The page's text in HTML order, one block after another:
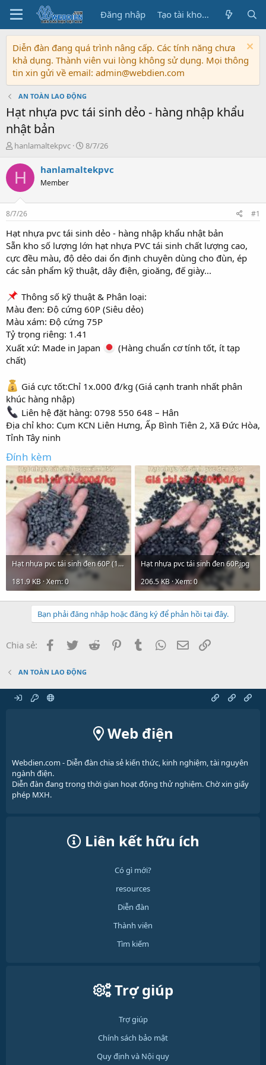
Đăng nhập Tạo tài khoản
Diễn đàn đang quá trình nâng cấp. Các tính năng chưa
khả dụng. Thành viên vui lòng không sử dụng. Mọi thông
tin xin gửi về email: admin@webdien.com
AN TOÀN LAO ĐỘNG
Hạt nhựa pvc tái sinh dẻo - hàng nhập khẩu
nhật bản
T
r
e
a
s
t
a
r
t
e
r
hanlamaltekpvc
N
à
ầ
u
8/7/26
H hanlamaltekpvc
Member
8/7/26 #1
Hạt nhựa pvc tái sinh dẻo - hàng nhập khẩu nhật bản
Sẵn kho số lượng lớn hạt nhựa PVC tái sinh chất lượng cao,
cực đều màu, độ dẻo dai ổn định chuyên dùng cho đùn, ép
các sản phẩm kỹ thuật, dây điện, gioăng, đế giày...
Thông số kỹ thuật & Phân loại:
Màu đen: Độ cứng 60P (Siêu dẻo)
Màu xám: Độ cứng 75P
Tỷ trọng riêng: 1.41
Xuất xứ: Made in Japan
(Hàng chuẩn cơ tính tốt, ít tạp
chất)
Giá cực tốt:Chỉ 1x.000 đ/kg (Giá cạnh tranh nhất phân
khúc hàng nhập)
Liên hệ đặt hàng: 0798 550 648 – Hân
Địa chỉ kho: Cụm KCN Liên Hưng, Ấp Bình Tiên 2, Xã Đức Hòa,
Tỉnh Tây ninh
Đính kèm
Hạt nhựa pvc tái sinh đen 60P (1).jpg
181.9 KB · Xem: 0
Hạt nhựa pvc tái sinh đen 60P.jpg
206.5 KB · Xem: 0
Bạn phải đăng nhập hoặc đăng ký để phản hồi tại đây.
Chia sẻ: Facebook
Twitter Reddit PinterestTumblr WhatsApp
Email
AN TOÀN LAO ĐỘNG
Web điện
Webdien.com - Diễn đàn chia sẻ kiến thức, kinh nghiệm, tài nguyên
ngành điện.
Diễn đàn đang trong thời gian hoạt động thử nghiệm. Chờ xin giấy
phép MXH.
Liên kết hữu ích
Có gì mới?
resources
Diễn đàn
Thành viên
Tìm kiếm
Trợ giúp
Trợ giúp
Chính sách bảo mật
Quy định và Nội quy